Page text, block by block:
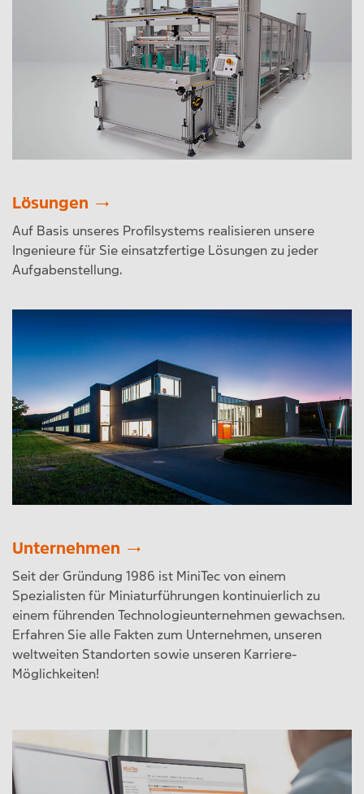
Lösungen
Auf Basis unseres Profilsystems realisieren unsere
Ingenieure für Sie einsatzfertige Lösungen zu jeder
Aufgabenstellung.
Unternehmen
Seit der Gründung 1986 ist MiniTec von einem
Spezialisten für Miniaturführungen kontinuierlich zu
einem führenden Technologieunternehmen gewachsen.
Erfahren Sie alle Fakten zum Unternehmen, unseren
weltweiten Standorten sowie unseren Karriere-
Möglichkeiten!